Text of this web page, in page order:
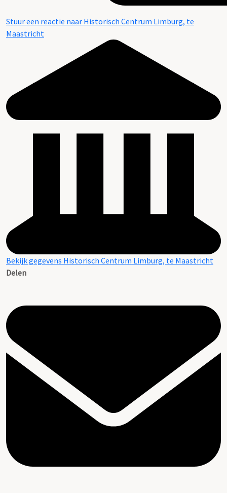
Stuur een reactie naar Historisch Centrum Limburg, te
Maastricht
Bekijk gegevens Historisch Centrum Limburg, te Maastricht
Delen